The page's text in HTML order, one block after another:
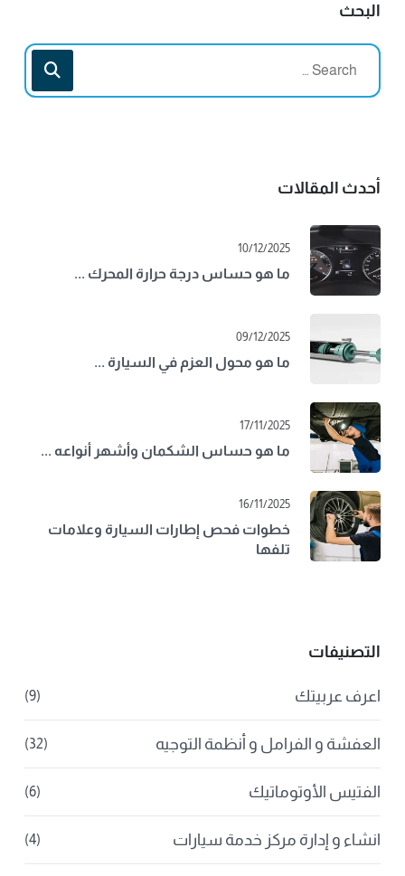
البحث
أحدث المقالات
10/12/2025
ما هو حساس درجة حرارة المحرك ...
09/12/2025
ما هو محول العزم في السيارة ...
17/11/2025
ما هو حساس الشكمان وأشهر أنواعه ...
16/11/2025
خطوات فحص إطارات السيارة وعلامات
تلفها
التصنيفات
اعرف عربيتك (9)
العفشة و الفرامل و أنظمة التوجيه (32)
الفتيس الأوتوماتيك (6)
انشاء و إدارة مركز خدمة سيارات (4)